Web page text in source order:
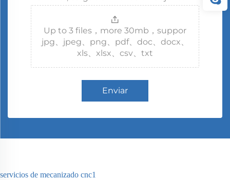
Up to 3 files，more 30mb，suppor
jpg、jpeg、png、pdf、doc、docx、
xls、xlsx、csv、txt
Enviar
servicios de mecanizado cnc1